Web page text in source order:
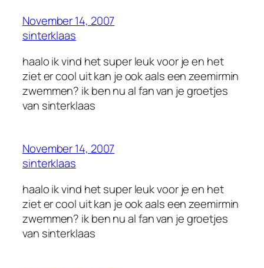
November 14, 2007
sinterklaas
haalo ik vind het super leuk voor je en het
ziet er cool uit kan je ook aals een zeemirmin
zwemmen? ik ben nu al fan van je groetjes
van sinterklaas
November 14, 2007
sinterklaas
haalo ik vind het super leuk voor je en het
ziet er cool uit kan je ook aals een zeemirmin
zwemmen? ik ben nu al fan van je groetjes
van sinterklaas